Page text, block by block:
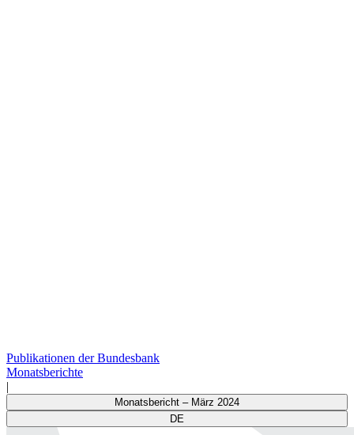
Publikationen der Bundesbank
Monatsberichte
|
Monatsbericht – März 2024
DE